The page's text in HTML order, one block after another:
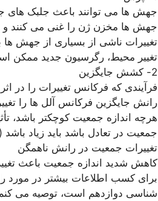
جهش ها می توانند باعث جلبک های
جهش ها مخزن ژن را غنی می کنند و
تغییرات ناشی از بسیاری از جهش ها
تغییر محیط، رگرسیون جدید ممکن
2- کشش جایگزین
فرآیندی که فرکانس تغییرات را در
رانش جایگزین فرکانس آلل ها را
هرچه اندازه جمعیت کوچکتر باشد،
جمعیت در تعادل باشد باید زیاد باشد
تغییرات جمعیت در رانش ناهمگن
کاهش شدید اندازه جمعیت باعث
برای کسب اطلاعات بیشتر در مورد
شناسی دوازدهم است، توصیه می